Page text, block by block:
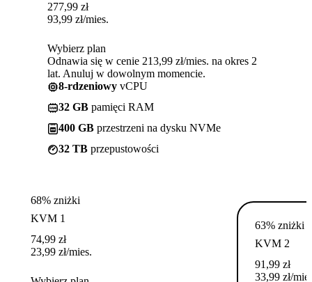
277,99 zł
93,99 zł/mies.
Wybierz plan
Odnawia się w cenie 213,99 zł/mies. na okres 2
lat. Anuluj w dowolnym momencie.
8-rdzeniowy vCPU
32 GB pamięci RAM
400 GB przestrzeni na dysku NVMe
32 TB przepustowości
68% zniżki
KVM 1
74,99 zł
23,99 zł/mies.
63% zniżki
KVM 2
91,99 zł
33,99 zł/